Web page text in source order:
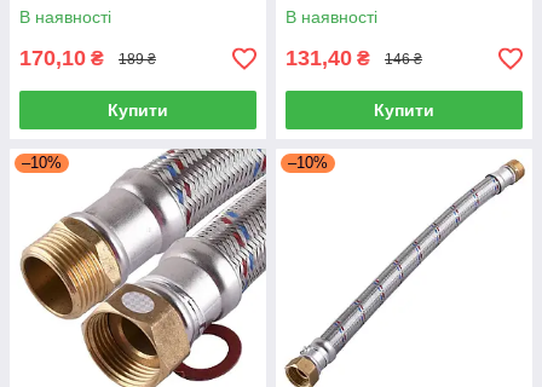
В наявності
170,10 ₴ 189 ₴
Купити
В наявності
131,40 ₴ 146 ₴
Купити
–10% –10%